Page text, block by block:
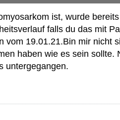
ist, wurde
falls du das mit
vom 19.01.21.Bin mir nicht
haben wie es sein sollte.
untergegangen.